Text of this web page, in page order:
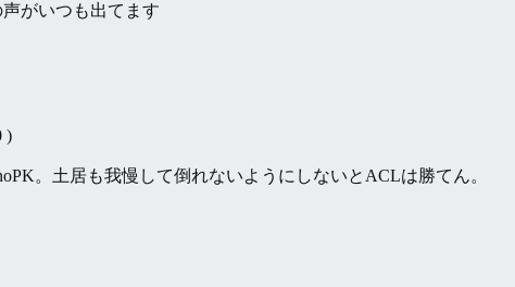
声がいつも出てます
)
。土居も我慢して倒れないようにしないとACLは勝てん。